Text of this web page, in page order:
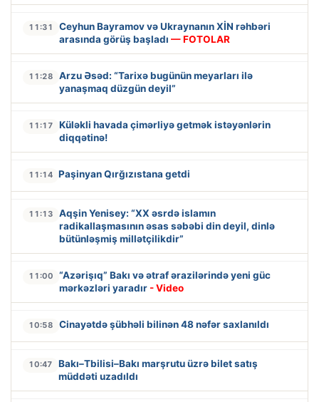
11:31
Ceyhun Bayramov və Ukraynanın XİN rəhbəri
arasında görüş başladı — FOTOLAR
11:28
Arzu Əsəd: “Tarixə bugünün meyarları ilə
yanaşmaq düzgün deyil”
11:17
Küləkli havada çimərliyə getmək istəyənlərin
diqqətinə!
11:14 Paşinyan Qırğızıstana getdi
11:13
Aqşin Yenisey: “XX əsrdə islamın
radikallaşmasının əsas səbəbi din deyil, dinlə
bütünləşmiş millətçilikdir”
11:00
“Azərişıq” Bakı və ətraf ərazilərində yeni güc
mərkəzləri yaradır - Video
10:58 Cinayətdə şübhəli bilinən 48 nəfər saxlanıldı
10:47
Bakı–Tbilisi–Bakı marşrutu üzrə bilet satış
müddəti uzadıldı